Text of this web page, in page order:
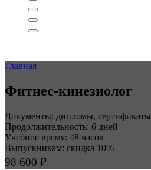
Главная
Фитнес-кинезио­лог
Документы: дипломы, сертификаты
Продолжительность: 6 дней
Учебное время: 48 часов
Выпускникам: скидка 10%
98 600 ₽